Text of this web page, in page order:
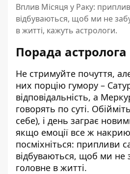
Вплив Місяця у Раку:
відбуваються, щоб ми не
в житті, кажуть астрологи.
Порада астролога
Не стримуйте почуття,
них порцію гумору –
відповідальність, а
говорять по суті.
себе), і день заграє
якщо емоції все ж
посміхніться: припливи
відбуваються, щоб ми не
головне в житті.